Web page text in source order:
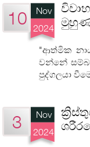
10
Nov
2024 මුහුණ
"ආත්මික
වන්නේ
පුද්ගලයා
3
Nov
2024